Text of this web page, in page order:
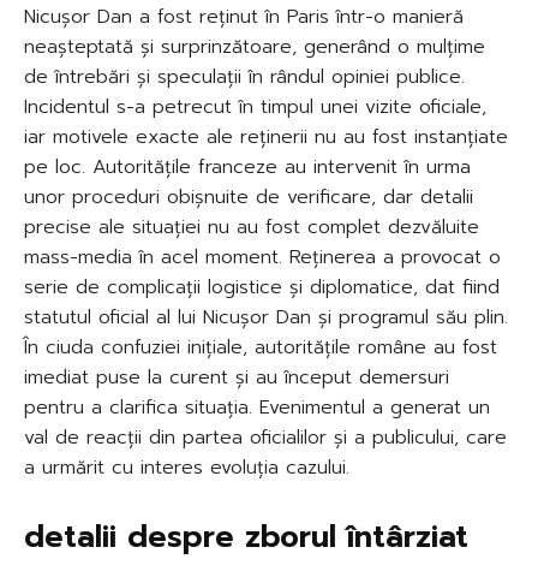
Nicușor Dan a fost reținut în Paris într-o manieră
neașteptată și surprinzătoare, generând o mulțime
de întrebări și speculații în rândul opiniei publice.
Incidentul s-a petrecut în timpul unei vizite oficiale,
iar motivele exacte ale reținerii nu au fost instanțiate
pe loc. Autoritățile franceze au intervenit în urma
unor proceduri obișnuite de verificare, dar detalii
precise ale situației nu au fost complet dezvăluite
mass-media în acel moment. Reținerea a provocat o
serie de complicații logistice și diplomatice, dat fiind
statutul oficial al lui Nicușor Dan și programul său plin.
În ciuda confuziei inițiale, autoritățile române au fost
imediat puse la curent și au început demersuri
pentru a clarifica situația. Evenimentul a generat un
val de reacții din partea oficialilor și a publicului, care
a urmărit cu interes evoluția cazului.
detalii despre zborul întârziat